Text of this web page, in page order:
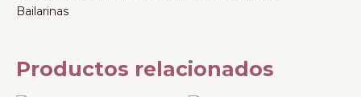
Bailarinas
Productos relacionados